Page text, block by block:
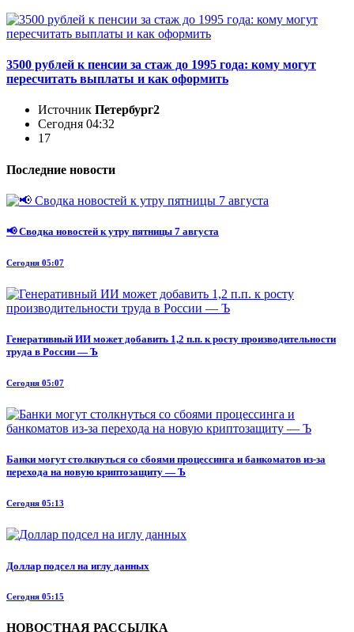
3500 рублей к пенсии за стаж до 1995 года: кому могут
пересчитать выплаты и как оформить
Источник Петербург2
Сегодня 04:32
17
Последние новости
📢 Сводка новостей к утру пятницы 7 августа
Сегодня 05:07
Генеративный ИИ может добавить 1,2 п.п. к росту производительности
труда в России — Ъ
Сегодня 05:07
Банки могут столкнуться со сбоями процессинга и банкоматов из-за
перехода на новую криптозащиту — Ъ
Сегодня 05:13
Доллар подсел на иглу данных
Сегодня 05:15
НОВОСТНАЯ РАССЫЛКА